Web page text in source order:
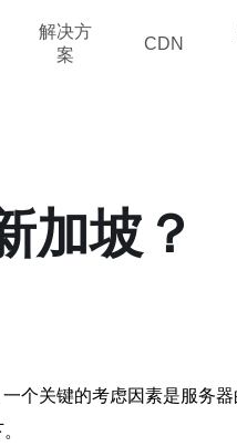
解决方
案
CDN
加坡？
个关键的考虑因素是服务